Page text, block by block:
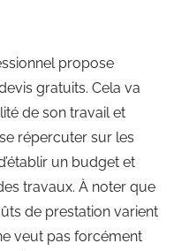
propose
gratuits. Cela va
de son travail et
répercuter sur les
un budget et
travaux. À noter que
de prestation varient
veut pas forcément